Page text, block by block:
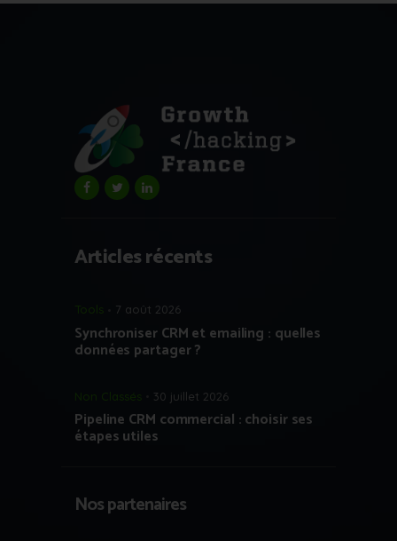
Articles récents
Tools 7 août 2026
Synchroniser CRM et emailing : quelles
données partager ?
Non Classés 30 juillet 2026
Pipeline CRM commercial : choisir ses
étapes utiles
Nos partenaires